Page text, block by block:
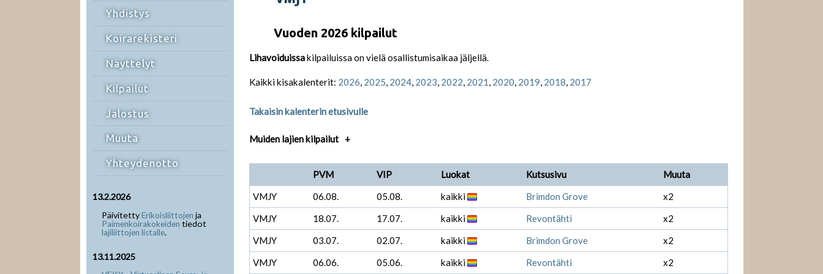
Yhdistys
Koirarekisteri
Näyttelyt
Kilpailut
Jalostus
Muuta
Yhteydenotto
13.2.2026
PäivitettyErikoisliittojen ja
Paimenkoirakokeiden tiedot
lajiliittojen listalle.
13.11.2025
Vuoden 2026 kilpailut
Lihavoiduissakilpailuissa on vielä osallistumisaikaa jäljellä.
Kaikki kisakalenterit: 2026, 2025, 2024, 2023, 2022, 2021, 2020, 2019, 2018, 2017
Takaisin kalenterin etusivulle
Muiden lajien kilpailut +
PVM VIP Luokat Kutsusivu
Muuta
VMJY
06.08. 05.08. kaikki Brimdon Grove
x2
VMJY
18.07. 17.07. kaikki Revontähti
x2
VMJY
03.07. 02.07. kaikki Brimdon Grove
x2
VMJY
06.06. 05.06. kaikki Revontähti x2